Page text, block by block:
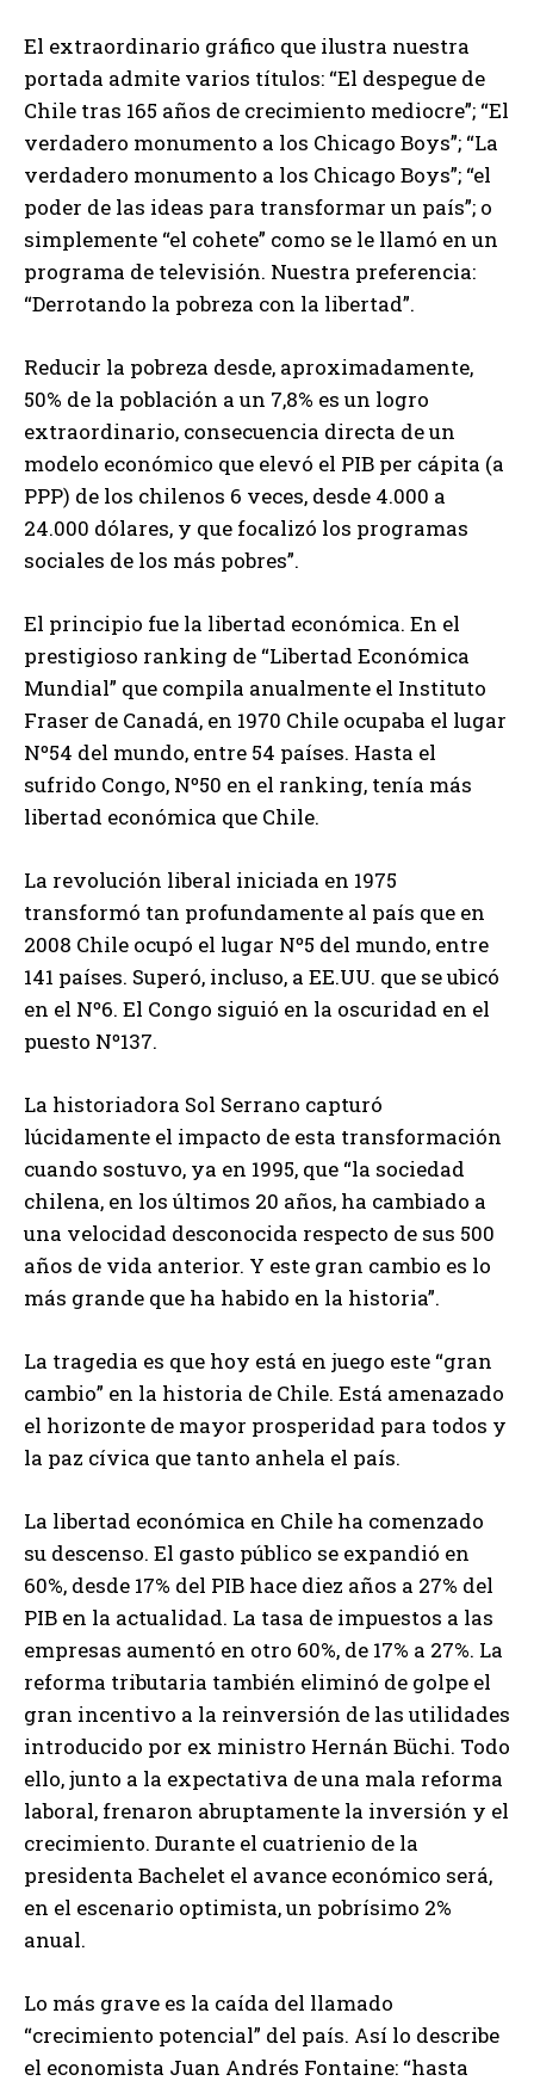
El extraordinario gráfico que ilustra nuestra
portada admite varios títulos: “El despegue de
Chile tras 165 años de crecimiento mediocre”; “El
verdadero monumento a los Chicago Boys”; “La
verdadero monumento a los Chicago Boys”; “el
poder de las ideas para transformar un país”; o
simplemente “el cohete” como se le llamó en un
programa de televisión. Nuestra preferencia:
“Derrotando la pobreza con la libertad”.
Reducir la pobreza desde, aproximadamente,
50% de la población a un 7,8% es un logro
extraordinario, consecuencia directa de un
modelo económico que elevó el PIB per cápita (a
PPP) de los chilenos 6 veces, desde 4.000 a
24.000 dólares, y que focalizó los programas
sociales de los más pobres”.
El principio fue la libertad económica. En el
prestigioso ranking de “Libertad Económica
Mundial” que compila anualmente el Instituto
Fraser de Canadá, en 1970 Chile ocupaba el lugar
Nº54 del mundo, entre 54 países. Hasta el
sufrido Congo, Nº50 en el ranking, tenía más
libertad económica que Chile.
La revolución liberal iniciada en 1975
transformó tan profundamente al país que en
2008 Chile ocupó el lugar Nº5 del mundo, entre
141 países. Superó, incluso, a EE.UU. que se ubicó
en el Nº6. El Congo siguió en la oscuridad en el
puesto Nº137.
La historiadora Sol Serrano capturó
lúcidamente el impacto de esta transformación
cuando sostuvo, ya en 1995, que “la sociedad
chilena, en los últimos 20 años, ha cambiado a
una velocidad desconocida respecto de sus 500
años de vida anterior. Y este gran cambio es lo
más grande que ha habido en la historia”.
La tragedia es que hoy está en juego este “gran
cambio” en la historia de Chile. Está amenazado
el horizonte de mayor prosperidad para todos y
la paz cívica que tanto anhela el país.
La libertad económica en Chile ha comenzado
su descenso. El gasto público se expandió en
60%, desde 17% del PIB hace diez años a 27% del
PIB en la actualidad. La tasa de impuestos a las
empresas aumentó en otro 60%, de 17% a 27%. La
reforma tributaria también eliminó de golpe el
gran incentivo a la reinversión de las utilidades
introducido por ex ministro Hernán Büchi. Todo
ello, junto a la expectativa de una mala reforma
laboral, frenaron abruptamente la inversión y el
crecimiento. Durante el cuatrienio de la
presidenta Bachelet el avance económico será,
en el escenario optimista, un pobrísimo 2%
anual.
Lo más grave es la caída del llamado
“crecimiento potencial” del país. Así lo describe
el economista Juan Andrés Fontaine: “hasta